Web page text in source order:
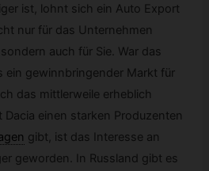
ist, lohnt sich ein Auto Export
nur für das Unternehmen
auch für Sie. War das
ein gewinnbringender Markt für
das mittlerweile erheblich
einen starken Produzenten
gibt, ist das Interesse an
geworden. In Russland gibt es